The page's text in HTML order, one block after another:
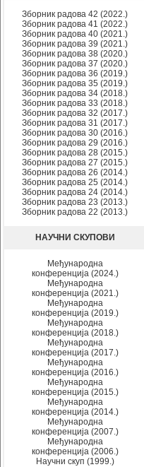
Зборник радова 42 (2022.)
Зборник радова 41 (2022.)
Зборник радова 40 (2021.)
Зборник радова 39 (2021.)
Зборник радова 38 (2020.)
Зборник радова 37 (2020.)
Зборник радова 36 (2019.)
Зборник радова 35 (2019.)
Зборник радова 34 (2018.)
Зборник радова 33 (2018.)
Зборник радова 32 (2017.)
Зборник радова 31 (2017.)
Зборник радова 30 (2016.)
Зборник радова 29 (2016.)
Зборник радова 28 (2015.)
Зборник радова 27 (2015.)
Зборник радова 26 (2014.)
Зборник радова 25 (2014.)
Зборник радова 24 (2014.)
Зборник радова 23 (2013.)
Зборник радова 22 (2013.)
НАУЧНИ СКУПОВИ
Међународна
конференција (2024.)
Међународна
конференција (2021.)
Међународна
конференција (2019.)
Међународна
конференција (2018.)
Међународна
конференција (2017.)
Међународна
конференција (2016.)
Међународна
конференција (2015.)
Међународна
конференција (2014.)
Међународна
конференција (2007.)
Међународна
конференција (2006.)
Научни скуп (1999.)